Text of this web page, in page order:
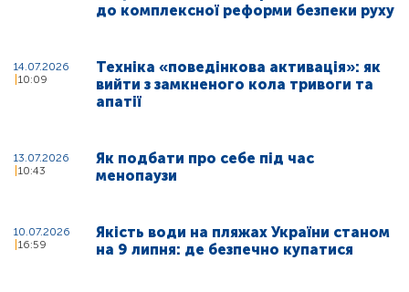
до комплексної реформи безпеки руху
14.07.2026
10:09
Техніка «поведінкова активація»: як
вийти з замкненого кола тривоги та
апатії
13.07.2026
10:43
Як подбати про себе під час
менопаузи
10.07.2026
16:59
Якість води на пляжах України станом
на 9 липня: де безпечно купатися